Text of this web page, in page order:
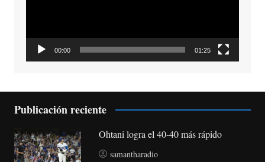
00:00 01:25
Publicación reciente
Ohtani logra el 40-40 más rápido
samantharadio